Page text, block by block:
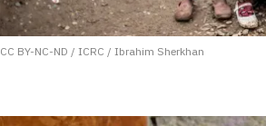
CC BY-NC-ND / ICRC / Ibrahim Sherkhan